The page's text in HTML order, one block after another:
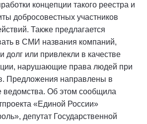
концепции такого реестра и
добросовестных участников
Также предлагается
в СМИ названия компаний,
долг или привлекли в качестве
нарушающие права людей при
Предложения направлены в
ведомства. Об этом сообщила
«Единой России»
депутат Государственной